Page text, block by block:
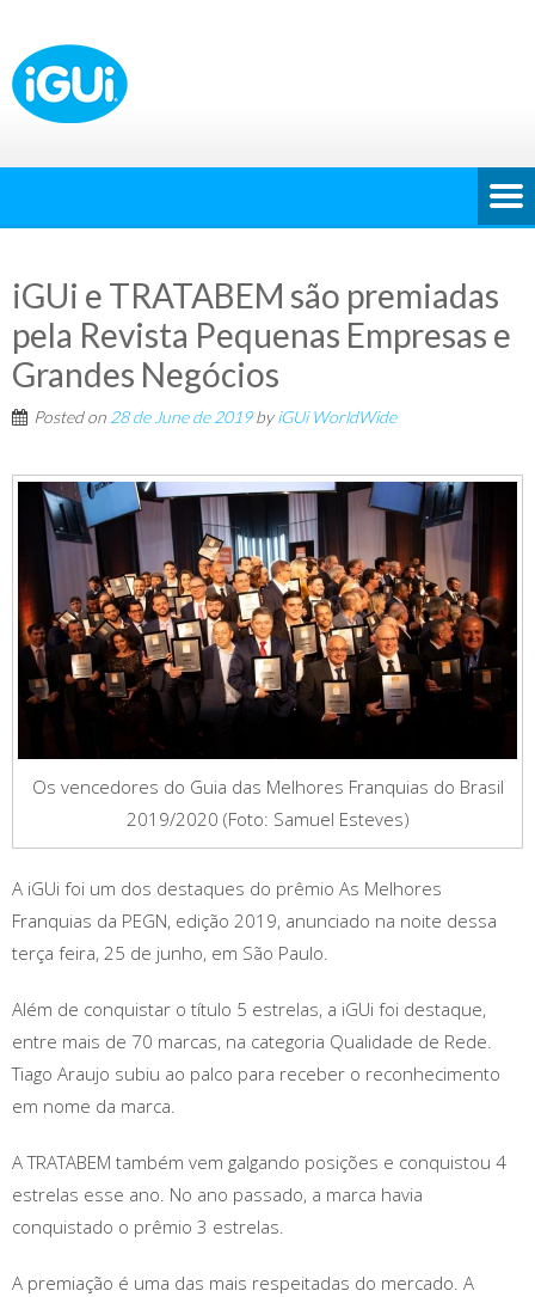
iGUi e TRATABEM são premiadas
pela Revista Pequenas Empresas e
Grandes Negócios
Posted on 28 de June de 2019byiGUi WorldWide
Os vencedores do Guia das Melhores Franquias do Brasil
2019/2020 (Foto: Samuel Esteves)
A iGUi foi um dos destaques do prêmio As Melhores
Franquias da PEGN, edição 2019, anunciado na noite dessa
terça feira, 25 de junho, em São Paulo.
Além de conquistar o título 5 estrelas, a iGUi foi destaque,
entre mais de 70 marcas, na categoria Qualidade de Rede.
Tiago Araujo subiu ao palco para receber o reconhecimento
em nome da marca.
A TRATABEM também vem galgando posições e conquistou 4
estrelas esse ano. No ano passado, a marca havia
conquistado o prêmio 3 estrelas.
A premiação é uma das mais respeitadas do mercado. A